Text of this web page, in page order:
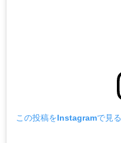
この投稿をInstagramで見る